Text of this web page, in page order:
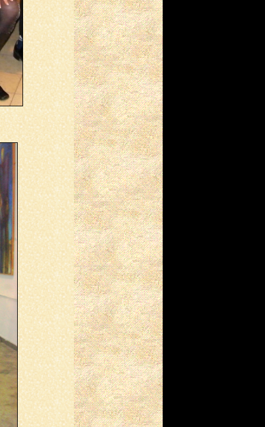
במוסף תרבות וספרות בעיתון
"גלובס"
(16/08/2024)
כתבה על "עדיין תופרת מילים",
מתפרסמת בעיתון הרומני
״Viata Noastra״ (״החיים
שלנו״)
(31/07/2024)
השקת המהדורה הדו-לשונית
המורחבת של "עדיין תופרת
מילים"
(30/07/2024)
השיר "אל המקור", מהספר
החדש שבכתובים, מתפרסם
באנתולוגיה "שורש, ארץ, בית",
לרגל יום ההשראה הבינלאומי
(17/05/2024)
קוראת את השיר ״לוכד
החלומות״ בחודש האישה
בבית רוטשילד
(28/03/2024)
קוראת משיריי בתערוכת ״אבן
גבירות״ בחודש האישה
בחסות עיריית תל אביב
(12/03/2024)
השיר "עירונית מכפר ספר",
מהספר החדש שבכתובים,
תורגם לאנגלית ע"י דבי סער,
והוקרא באירוע עם נציגי אגודת
הסופרים הפולנים
(20/12/2023)
שירים מהמהדורה הדו-לשונית
המורחבת, "עדיין תופרת
מילים", מתפרסמים בכתב
העת הבינלאומי "Banchetul"
(16/09/2023)
השיר "השתקפויות מעבר",
מהספר החדש שבכתובים,
מוקרא באירוע לזכר הצלם גיא
גלעד
(28/08/2023)